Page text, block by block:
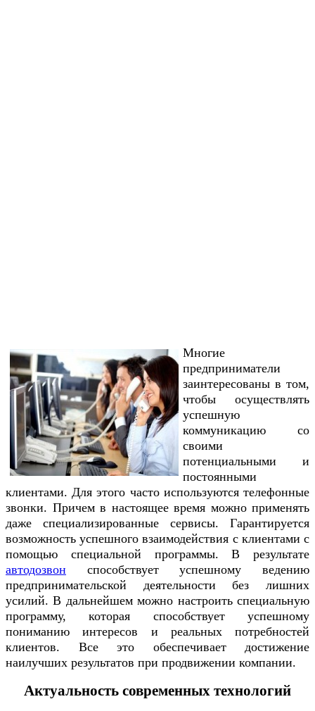
Многие
предприниматели
заинтересованы в том,
чтобы осуществлять
успешную
коммуникацию со
своими
потенциальными и
постоянными
клиентами. Для этого часто используются телефонные
звонки. Причем в настоящее время можно применять
даже специализированные сервисы. Гарантируется
возможность успешного взаимодействия с клиентами с
помощью специальной программы. В результате
автодозвон способствует успешному ведению
предпринимательской деятельности без лишних
усилий. В дальнейшем можно настроить специальную
программу, которая способствует успешному
пониманию интересов и реальных потребностей
клиентов. Все это обеспечивает достижение
наилучших результатов при продвижении компании.
Актуальность современных технологий